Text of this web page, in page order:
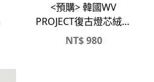
<預購> 韓國WV
PROJECT復古燈芯絨寬
褲
NT$980